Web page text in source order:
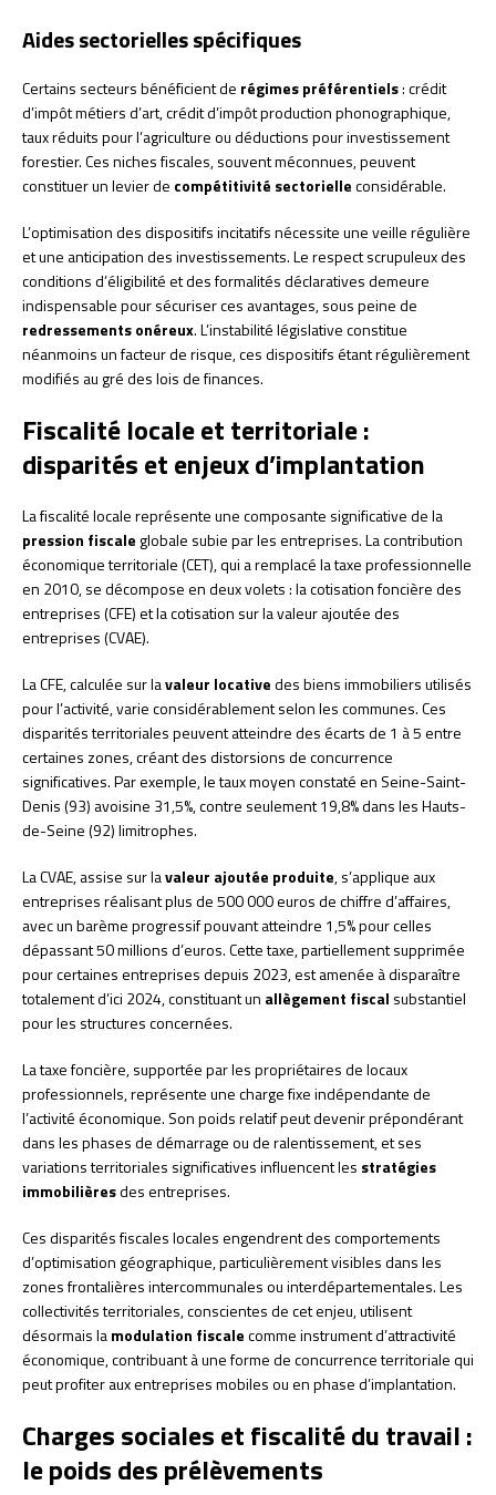
Aides sectorielles spécifiques
Certains secteurs bénéficient de régimes préférentiels: crédit
d’impôt métiers d’art, crédit d’impôt production phonographique,
taux réduits pour l’agriculture ou déductions pour investissement
forestier. Ces niches fiscales, souvent méconnues, peuvent
constituer un levier de compétitivité sectorielleconsidérable.
L’optimisation des dispositifs incitatifs nécessite une veille régulière
et une anticipation des investissements. Le respect scrupuleux des
conditions d’éligibilité et des formalités déclaratives demeure
indispensable pour sécuriser ces avantages, sous peine de
redressements onéreux. L’instabilité législative constitue
néanmoins un facteur de risque, ces dispositifs étant régulièrement
modifiés au gré des lois de finances.
Fiscalité locale et territoriale :
disparités et enjeux d’implantation
La fiscalité locale représente une composante significative de la
pression fiscaleglobale subie par les entreprises. La contribution
économique territoriale (CET), qui a remplacé la taxe professionnelle
en 2010, se décompose en deux volets : la cotisation foncière des
entreprises (CFE) et la cotisation sur la valeur ajoutée des
entreprises (CVAE).
La CFE, calculée sur lavaleur locativedes biens immobiliers utilisés
pour l’activité, varie considérablement selon les communes. Ces
disparités territoriales peuvent atteindre des écarts de 1 à 5 entre
certaines zones, créant des distorsions de concurrence
significatives. Par exemple, le taux moyen constaté en Seine-Saint-
Denis (93) avoisine 31,5%, contre seulement 19,8% dans les Hauts-
de-Seine (92) limitrophes.
La CVAE, assise sur lavaleur ajoutée produite, s’applique aux
entreprises réalisant plus de 500 000 euros de chiffre d’affaires,
avec un barème progressif pouvant atteindre 1,5% pour celles
dépassant 50 millions d’euros. Cette taxe, partiellement supprimée
pour certaines entreprises depuis 2023, est amenée à disparaître
totalement d’ici 2024, constituant un allègement fiscal substantiel
pour les structures concernées.
La taxe foncière, supportée par les propriétaires de locaux
professionnels, représente une charge fixe indépendante de
l’activité économique. Son poids relatif peut devenir prépondérant
dans les phases de démarrage ou de ralentissement, et ses
variations territoriales significatives influencent les stratégies
immobilièresdes entreprises.
Ces disparités fiscales locales engendrent des comportements
d’optimisation géographique, particulièrement visibles dans les
zones frontalières intercommunales ou interdépartementales. Les
collectivités territoriales, conscientes de cet enjeu, utilisent
désormais lamodulation fiscalecomme instrument d’attractivité
économique, contribuant à une forme de concurrence territoriale qui
peut profiter aux entreprises mobiles ou en phase d’implantation.
Charges sociales et fiscalité du travail :
le poids des prélèvements